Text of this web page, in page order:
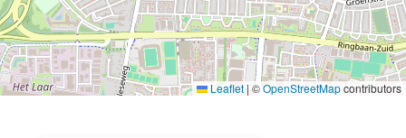
Leaflet|©OpenStreetMapcontributors